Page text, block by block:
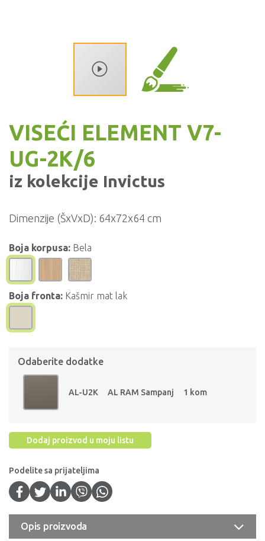
VISEĆI ELEMENT V7-
UG-2K/6
iz kolekcije Invictus
Dimenzije (ŠxVxD): 64x72x64 cm
Boja korpusa: Bela
Boja fronta: Kašmir mat lak
Odaberite dodatke
AL-U2K AL RAM Sampanj 1 kom
Dodaj proizvod u moju listu
Podelite sa prijateljima
Opis proizvoda